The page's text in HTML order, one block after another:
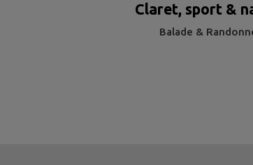
Claret, sport &
Balade &